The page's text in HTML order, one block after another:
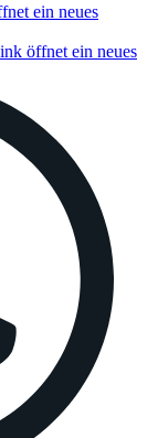
ein neues
öffnet ein neues